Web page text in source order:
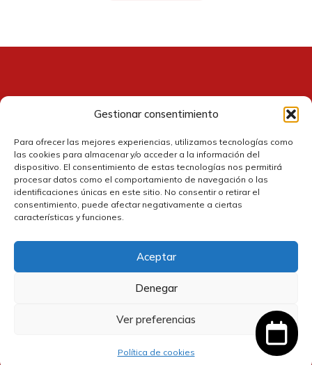
Gestionar consentimiento
Para ofrecer las mejores experiencias, utilizamos tecnologías como
las cookies para almacenar y/o acceder a la información del
dispositivo. El consentimiento de estas tecnologías nos permitirá
procesar datos como el comportamiento de navegación o las
identificaciones únicas en este sitio. No consentir o retirar el
consentimiento, puede afectar negativamente a ciertas
características y funciones.
Aceptar
Denegar
Ver preferencias
Política de cookies
Contacto
originalactual
IVA incluido
Añadir al carrito